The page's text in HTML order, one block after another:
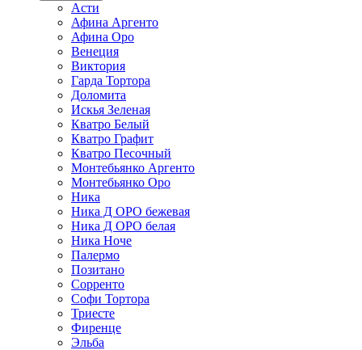
Асти
Афина Аргенто
Афина Оро
Венеция
Виктория
Гарда Тортора
Доломита
Искья Зеленая
Кватро Белый
Кватро Графит
Кватро Песочный
Монтебьянко Аргенто
Монтебьянко Оро
Ника
Ника Д ОРО бежевая
Ника Д ОРО белая
Ника Ноче
Палермо
Позитано
Сорренто
Софи Тортора
Триесте
Фиренце
Эльба